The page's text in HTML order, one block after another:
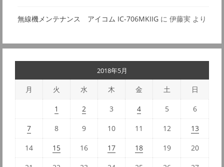
無線機メンテナンス アイコム IC-706MKIIG に 伊藤実 より
2018年5月
月 火 水 木 金 土 日
1 2 3 4 5 6
7 8 9 10 11 12 13
14 15 16 17 18 19 20